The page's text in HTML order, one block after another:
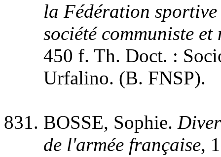
la Fédération
société communiste
450 f. Th. Doct. :
Urfalino. (B. FNSP).
BOSSE, Sophie.
de l'armée française,